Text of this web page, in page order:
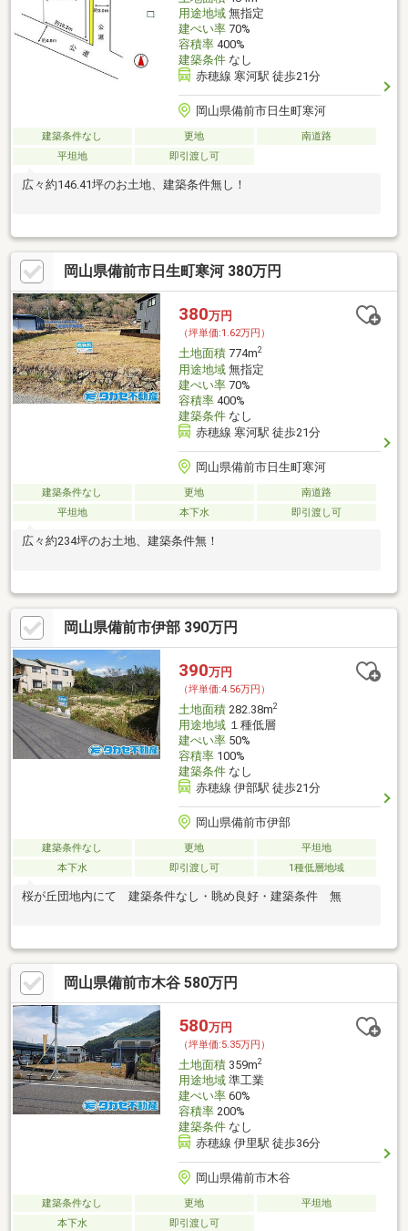
用途地域無指定
建ぺい率70%
容積率400%
建築条件なし
赤穂線 寒河駅 徒歩21分
岡山県備前市日生町寒河
建築条件なし 更地
南道路
平坦地
即引渡し可
広々約146.41坪のお土地、建築条件無し！
岡山県備前市日生町寒河 380万円
380万円
（坪単価:1.62万円）
土地面積774m2
用途地域無指定
建ぺい率70%
容積率400%
建築条件なし
赤穂線 寒河駅 徒歩21分
岡山県備前市日生町寒河
建築条件なし 更地
南道路
平坦地
本下水 即引渡し可
広々約234坪のお土地、建築条件無！
岡山県備前市伊部 390万円
390万円
（坪単価:4.56万円）
土地面積282.38m2
用途地域１種低層
建ぺい率50%
容積率100%
建築条件なし
赤穂線 伊部駅 徒歩21分
岡山県備前市伊部
建築条件なし 更地
平坦地
本下水
即引渡し可 1種低層地域
桜が丘団地内にて 建築条件なし・眺め良好・建築条件 無
岡山県備前市木谷 580万円
580万円
（坪単価:5.35万円）
土地面積359m2
用途地域準工業
建ぺい率60%
容積率200%
建築条件なし
赤穂線 伊里駅 徒歩36分
岡山県備前市木谷
建築条件なし 更地
平坦地
本下水
即引渡し可